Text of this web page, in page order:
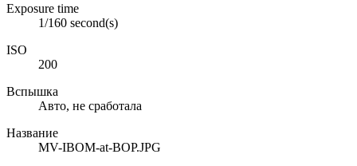
Exposure time
1/160 second(s)
ISO
200
Вспышка
Авто, не сработала
Название
MV-IBOM-at-BOP.JPG